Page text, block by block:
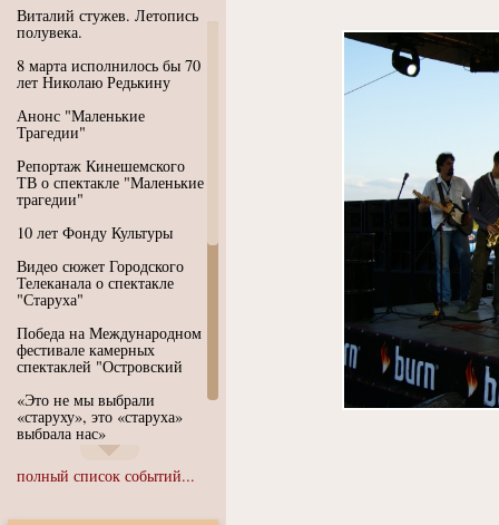
Виталий стужев. Летопись
полувека.
8 марта исполнилось бы 70
лет Николаю Редькину
Анонс "Маленькие
Трагедии"
Репортаж Кинешемского
ТВ о спектакле "Маленькие
трагедии"
10 лет Фонду Культуры
Видео сюжет Городского
Телеканала о спектакле
"Старуха"
Победа на Международном
фестивале камерных
спектаклей "Островский
«Это не мы выбрали
«старуху», это «старуха»
выбрала нас»
Иммерсивный спектакль
"Язык чистого полета
полный список событий...